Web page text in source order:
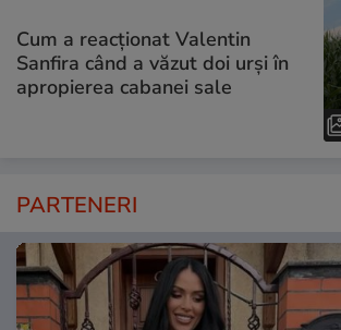
Cum a reacționat Valentin
Sanfira când a văzut doi urși în
apropierea cabanei sale
PARTENERI